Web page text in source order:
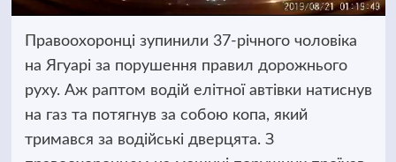
Правоохоронці зупинили 37-річного чоловіка
на Ягуарі за порушення правил дорожнього
руху. Аж раптом водій елітної автівки натиснув
на газ та потягнув за собою копа, який
тримався за водійські дверцята. З